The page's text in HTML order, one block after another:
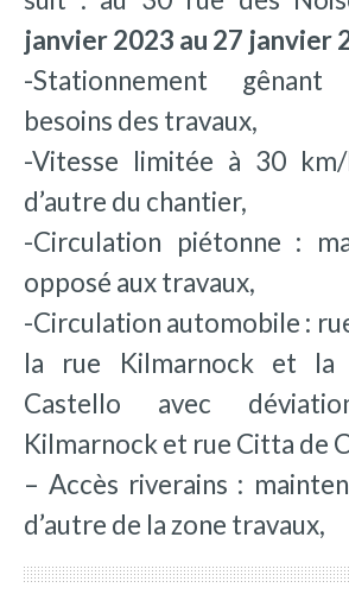
janvier 2023 au 27 janvier
-Stationnement
besoins des travaux,
-Vitesse limitée à 30
d’autre du chantier,
-Circulation piétonne :
opposé aux travaux,
-Circulation automobile :
la rue Kilmarnock et
Castello avec
Kilmarnock et rue Citta de
– Accès riverains :
d’autre de la zone travaux,